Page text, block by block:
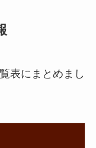
表にまとめまし